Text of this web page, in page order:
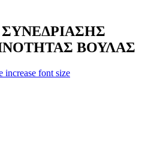
ΒΟΥΛΑΣ
increase font size